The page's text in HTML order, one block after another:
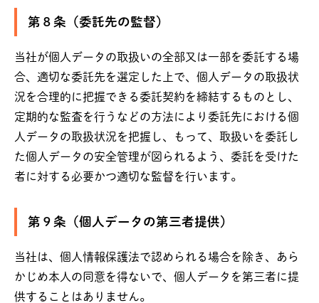
第８条（委託先の監督）
当社が個人データの取扱いの全部又は一部を委託する場
合、適切な委託先を選定した上で、個人データの取扱状
況を合理的に把握できる委託契約を締結するものとし、
定期的な監査を行うなどの方法により委託先における個
人データの取扱状況を把握し、もって、取扱いを委託し
た個人データの安全管理が図られるよう、委託を受けた
者に対する必要かつ適切な監督を行います。
第９条（個人データの第三者提供）
当社は、個人情報保護法で認められる場合を除き、あら
かじめ本人の同意を得ないで、個人データを第三者に提
供することはありません。